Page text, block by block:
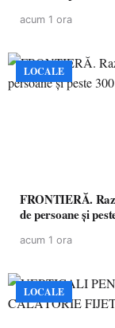
acum 1 ora
LOCALE
FRONTIERĂ.
de persoane și
acum 1 ora
LOCALE